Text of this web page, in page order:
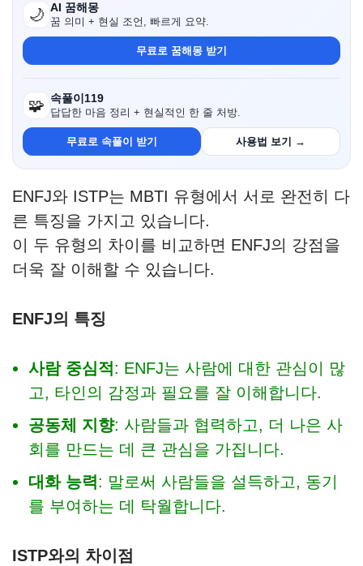
🌙 AI 꿈해몽
꿈 의미 + 현실 조언, 빠르게 요약.
무료로 꿈해몽 받기
🧩 속풀이119
답답한 마음 정리 + 현실적인 한 줄 처방.
무료로 속풀이 받기 사용법 보기 →
ENFJ와 ISTP는 MBTI 유형에서 서로 완전히 다
른 특징을 가지고 있습니다.
이 두 유형의 차이를 비교하면 ENFJ의 강점을
더욱 잘 이해할 수 있습니다.
ENFJ의 특징
사람 중심적: ENFJ는 사람에 대한 관심이 많
고, 타인의 감정과 필요를 잘 이해합니다.
공동체 지향: 사람들과 협력하고, 더 나은 사
회를 만드는 데 큰 관심을 가집니다.
대화 능력: 말로써 사람들을 설득하고, 동기
를 부여하는 데 탁월합니다.
ISTP와의 차이점